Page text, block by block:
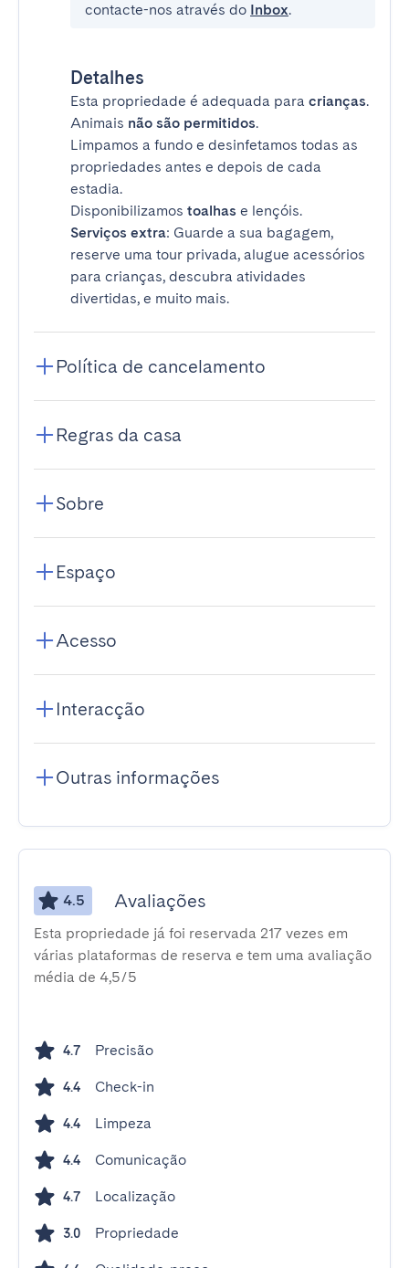
contacte-nos através do Inbox.
Detalhes
Esta propriedade é adequada para crianças.
Animais não são permitidos.
Limpamos a fundo e desinfetamos todas as
propriedades antes e depois de cada
estadia.
Disponibilizamos toalhas e lençóis.
Serviços extra: Guarde a sua bagagem,
reserve uma tour privada, alugue acessórios
para crianças, descubra atividades
divertidas, e muito mais.
Política de cancelamento
Regras da casa
Sobre
Espaço
Acesso
Interacção
Outras informações
4.5 Avaliações
Esta propriedade já foi reservada 217 vezes em
várias plataformas de reserva e tem uma avaliação
média de 4,5/5
4.7 Precisão
4.4 Check-in
4.4 Limpeza
4.4 Comunicação
4.7 Localização
3.0 Propriedade